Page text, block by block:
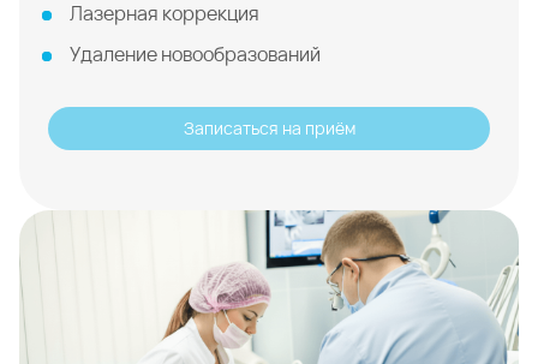
Лазерная коррекция
Удаление новообразований
Записаться на приём